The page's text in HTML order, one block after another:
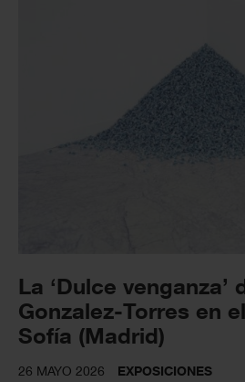
La ‘Dulce venganza’
Gonzalez-Torres en
Sofía (Madrid)
26 MAYO 2026 EXPOSICIONES